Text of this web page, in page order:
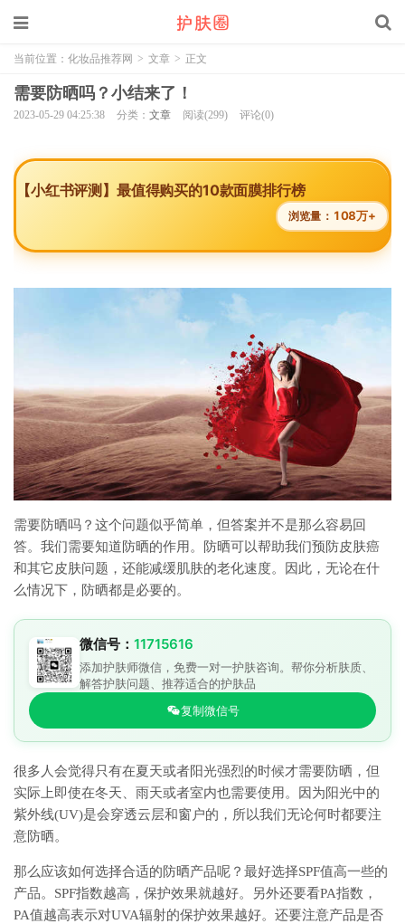
当前位置： 化妆品推荐网 > 文章 > 正文
需要防晒吗？小结来了！
2023-05-29 04:25:38 分类： 文章 阅读(299) 评论(0)
【小红书评测】最值得购买的10款面膜排行榜
浏览量： 108万+
需要防晒吗？这个问题似乎简单，但答案并不是那么容易回
答。我们需要知道防晒的作用。防晒可以帮助我们预防皮肤癌
和其它皮肤问题，还能减缓肌肤的老化速度。因此，无论在什
么情况下，防晒都是必要的。
微信号： 11715616
添加护肤师微信，免费一对一护肤咨询。帮你分析肤质、
解答护肤问题、推荐适合的护肤品
复制微信号
很多人会觉得只有在夏天或者阳光强烈的时候才需要防晒，但
实际上即使在冬天、雨天或者室内也需要使用。因为阳光中的
紫外线(UV)是会穿透云层和窗户的，所以我们无论何时都要注
意防晒。
那么应该如何选择合适的防晒产品呢？最好选择SPF值高一些的
产品。SPF指数越高，保护效果就越好。另外还要看PA指数，
PA值越高表示对UVA辐射的保护效果越好。还要注意产品是否